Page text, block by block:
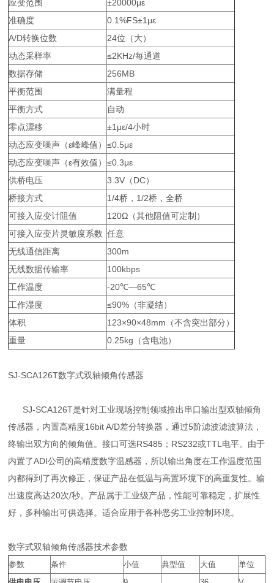
应变范围
±20000με
准确度
0.1%FS±1με
A/D转换位数
24位（大）
动态采样率
≤2KHz/每通道
数据存储
256MB
平衡范围
满量程
平衡方式
自动
零点漂移
±1με/4小时
动态应变噪声（ε峰峰值） ≤0.5με
动态应变噪声（ε有效值） ≤0.3με
供桥电压
3.3V（DC）
桥接方式
1/4桥，1/2桥，全桥
可接入应变计阻值
120Ω（其他阻值可定制）
可接入应变片灵敏度系数 任意
无线通信距离
300m
无线数据传输率
100kbps
工作温度
-20℃—65℃
工作湿度
≤90%（非凝结）
体积
123×90×48mm（不含突出部分）
重量
0.25kg（含电池）
SJ-SCA126T数字式双轴倾角传感器
SJ-SCA126T是针对工业现场控制领域推出串口输出型双轴倾角
传感器，内置高精度16bit A/D差分转换器，通过5阶滤波滤波算法，
终输出双方向的倾角值。接口可选RS485；RS232或TTL电平。由于
内置了ADI公司的高精度数字温感器，所以输出角度在工作温度范围
内都得到了再次修正，保证产品在低温与高置环境下的高重复性。输
出速度高达20次/秒。产品属于工业级产品，性能可靠稳定，扩展性
好，多种输出可供选择。适合应用于各种恶劣工业控制环境。
数字式双轴倾角传感器技术参数
参数 条件 小值 典型值 大值
单位